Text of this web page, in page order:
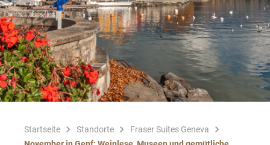
Startseite Standorte
Fraser Suites Geneva